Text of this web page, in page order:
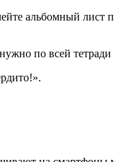
альбомный лист
по всей